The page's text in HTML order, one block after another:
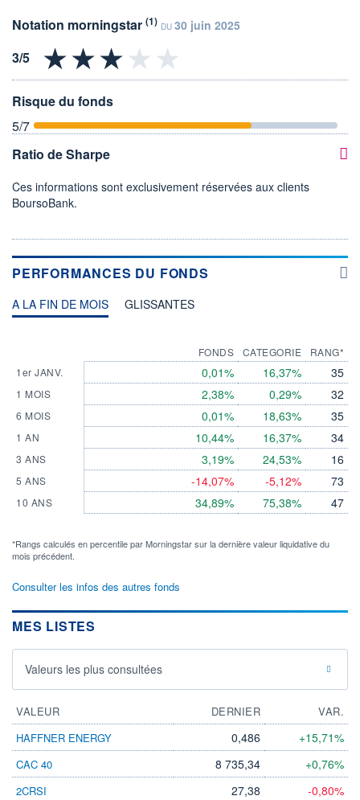
Notation morningstar (1) DU 30 juin 2025
Risque du fonds
5/7
Ratio de Sharpe
Ces informations sont exclusivement réservées aux clients
BoursoBank.
PERFORMANCES DU FONDS
A LA FIN DE MOIS GLISSANTES
1er JANV.
1 MOIS
6 MOIS
1 AN
3 ANS
5 ANS
10 ANS
FONDS
0,01%
2,38%
0,01%
10,44%
3,19%
-14,07%
34,89%
CATEGORIE
16,37%
0,29%
18,63%
16,37%
24,53%
-5,12%
75,38%
RANG*
35
32
35
34
16
73
47
*Rangs calculés en percentile par Morningstar sur la dernière valeur liquidative du
mois précédent.
Consulter les infos des autres fonds
MES LISTES
Valeurs les plus consultées
VALEUR DERNIER
VAR.
HAFFNER ENERGY
0,486 +15,71%
CAC 40 8 735,34 +0,76%
2CRSI 27,38 -0,80%